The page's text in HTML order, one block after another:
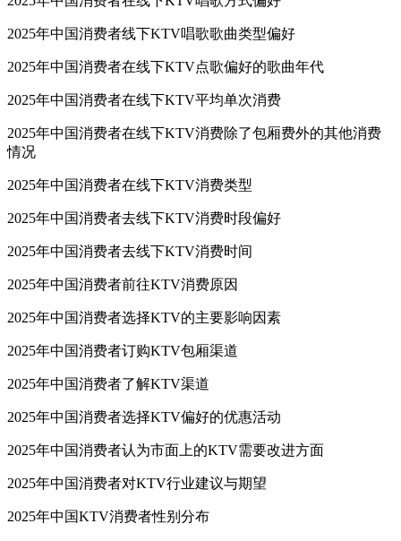
2025年中国消费者线下KTV唱歌歌曲类型偏好
2025年中国消费者在线下KTV点歌偏好的歌曲年代
2025年中国消费者在线下KTV平均单次消费
2025年中国消费者在线下KTV消费除了包厢费外的其他消费
情况
2025年中国消费者在线下KTV消费类型
2025年中国消费者去线下KTV消费时段偏好
2025年中国消费者去线下KTV消费时间
2025年中国消费者前往KTV消费原因
2025年中国消费者选择KTV的主要影响因素
2025年中国消费者订购KTV包厢渠道
2025年中国消费者了解KTV渠道
2025年中国消费者选择KTV偏好的优惠活动
2025年中国消费者认为市面上的KTV需要改进方面
2025年中国消费者对KTV行业建议与期望
2025年中国KTV消费者性别分布